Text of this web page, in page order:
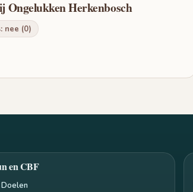
Ongelukken Herkenbosch
nee (0)
en CBF
Doelen